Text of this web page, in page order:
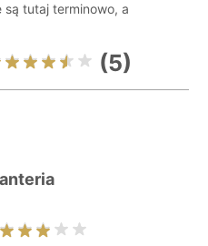
tutaj terminowo, a
(5)